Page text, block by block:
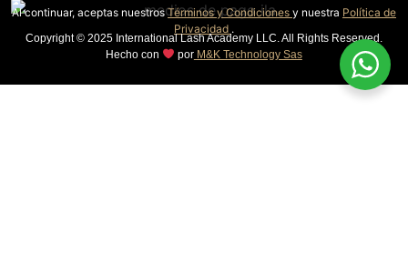
Al continuar, aceptas nuestrosTérminos y Condiciones y nuestra Política de
Privacidad .
Copyright © 2025 International Lash Academy LLC. All Rights Reserved.
Hecho con
porM&K Technology Sas